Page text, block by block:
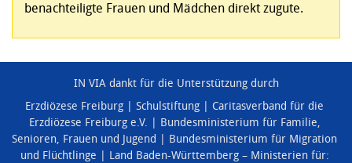
benachteiligte Frauen und Mädchen direkt zugute.
IN VIA dankt für die Unterstützung durch
Erzdiözese Freiburg
Schulstiftung
Caritasverband für die
Erzdiözese Freiburg e.V.
Bundesministerium für Familie,
Senioren, Frauen und Jugend
Bundesministerium für Migration
und Flüchtlinge
Land Baden-Württemberg – Ministerien für: